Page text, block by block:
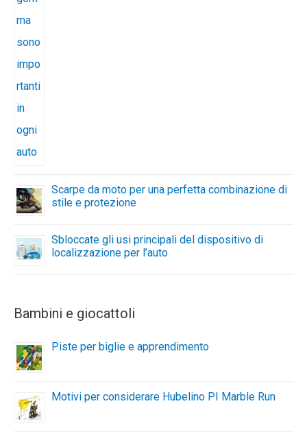
Scarpe da moto per una perfetta combinazione di
stile e protezione
Sbloccate gli usi principali del dispositivo di
localizzazione per l’auto
Bambini e giocattoli
Piste per biglie e apprendimento
Motivi per considerare Hubelino PI Marble Run